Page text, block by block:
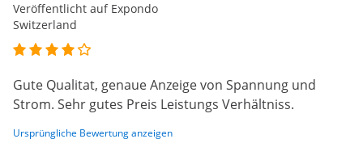
Veröffentlicht auf Expondo
Switzerland
Gute Qualitat, genaue Anzeige von Spannung und
Strom. Sehr gutes Preis Leistungs Verhältniss.
Ursprüngliche Bewertung anzeigen